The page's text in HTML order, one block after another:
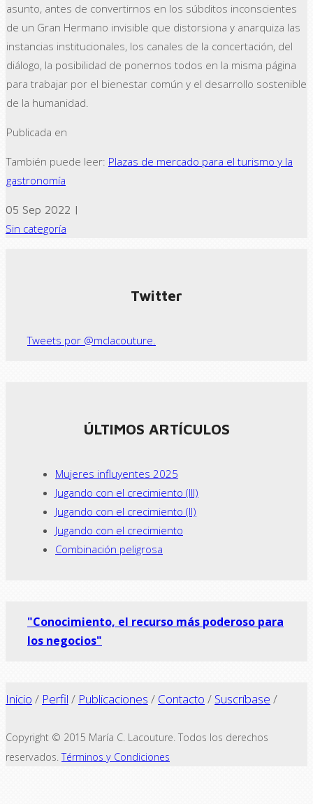
asunto, antes de convertirnos en los súbditos inconscientes
de un Gran Hermano invisible que distorsiona y anarquiza las
instancias institucionales, los canales de la concertación, del
diálogo, la posibilidad de ponernos todos en la misma página
para trabajar por el bienestar común y el desarrollo sostenible
de la humanidad.
Publicada en
También puede leer: Plazas de mercado para el turismo y la
gastronomía
05 Sep 2022 |
Sin categoría
Twitter
Tweets por @mclacouture.
ÚLTIMOS ARTÍCULOS
Mujeres influyentes 2025
Jugando con el crecimiento (III)
Jugando con el crecimiento (II)
Jugando con el crecimiento
Combinación peligrosa
"Conocimiento, el recurso más poderoso para
los negocios"
Inicio / Perfil / Publicaciones / Contacto / Suscríbase /
Copyright © 2015 María C. Lacouture. Todos los derechos
reservados.Términos y Condiciones